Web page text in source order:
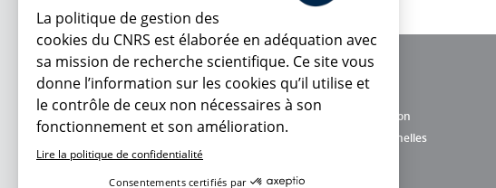
Charte d'utilisation
Données personnelles
En ce moment
La politique de gestion des
cookies du CNRS est élaborée en adéquation avec
sa mission de recherche scientifique. Ce site vous
donne l’information sur les cookies qu’il utilise et
le contrôle de ceux non nécessaires à son
fonctionnement et son amélioration.
Lire la politique de confidentialité
Consentements certifiés par